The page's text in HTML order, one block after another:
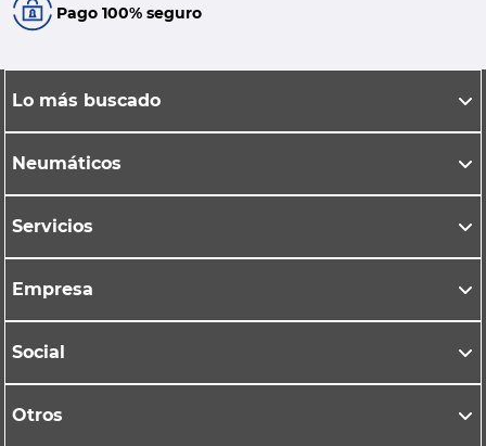
Pago 100% seguro
Lo más buscado
Neumáticos
Servicios
Empresa
Social
Otros